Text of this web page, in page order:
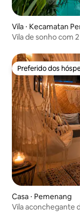
Vila ⋅ Kecamatan
Vila de sonho com
Preferido dos
Preferido dos
Casa ⋅ Pemenang
Vila aconchegante